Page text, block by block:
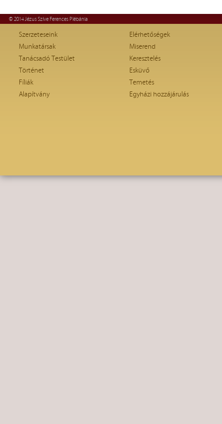
© 2014 Jézus Szíve Ferences Plébánia
Szerzeteseink
Munkatársak
Tanácsadó Testület
Történet
Fíliák
Alapítvány
Elérhetőségek
Miserend
Keresztelés
Esküvő
Temetés
Egyházi hozzájárulás